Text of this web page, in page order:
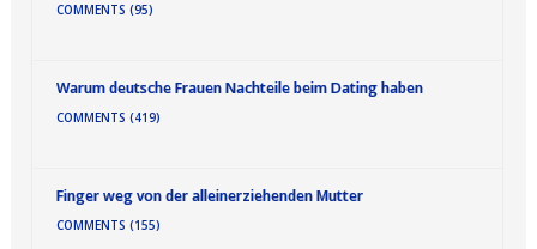
COMMENTS (95)
Warum deutsche Frauen Nachteile beim Dating haben
COMMENTS (419)
Finger weg von der alleinerziehenden Mutter
COMMENTS (155)